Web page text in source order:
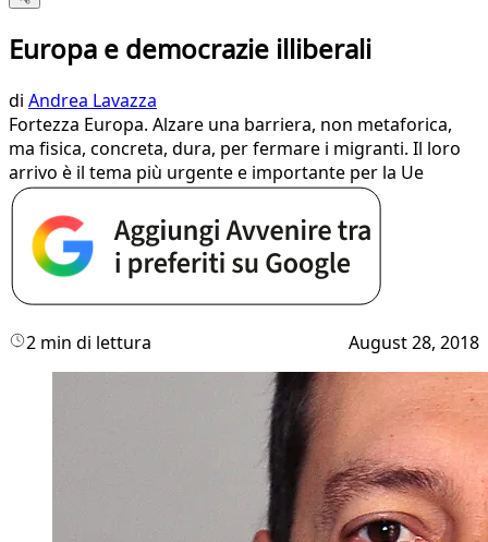
Europa e democrazie illiberali
di Andrea Lavazza
Fortezza Europa. Alzare una barriera, non metaforica,
ma fisica, concreta, dura, per fermare i migranti. Il loro
arrivo è il tema più urgente e importante per la Ue
2 min di lettura August 28, 2018